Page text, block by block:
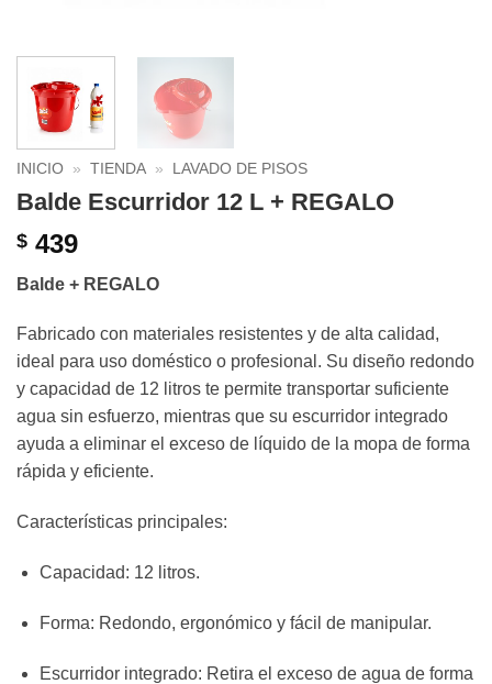
INICIO » TIENDA » LAVADO DE PISOS
Balde Escurridor 12 L + REGALO
$ 439
Balde + REGALO
Fabricado con materiales resistentes y de alta calidad,
ideal para uso doméstico o profesional. Su diseño redondo
y capacidad de 12 litros te permite transportar suficiente
agua sin esfuerzo, mientras que su escurridor integrado
ayuda a eliminar el exceso de líquido de la mopa de forma
rápida y eficiente.
Características principales:
Capacidad: 12 litros.
Forma: Redondo, ergonómico y fácil de manipular.
Escurridor integrado: Retira el exceso de agua de forma